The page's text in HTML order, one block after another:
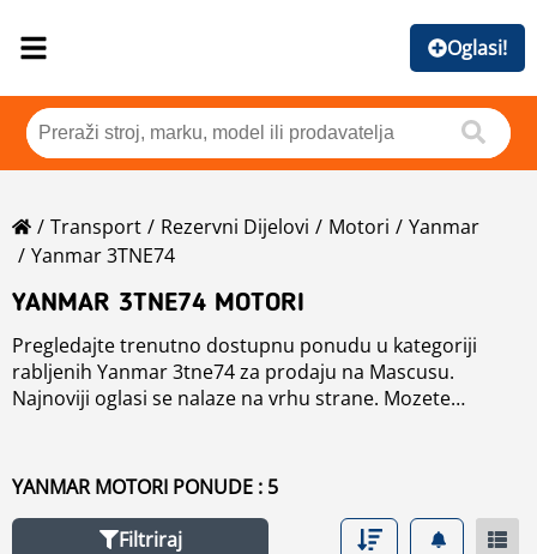
Oglasi!
Transport Rezervni Dijelovi Motori
Yanmar
Yanmar 3TNE74
YANMAR 3TNE74 MOTORI
Pregledajte trenutno dostupnu ponudu u kategoriji
rabljenih Yanmar 3tne74 za prodaju na Mascusu.
Najnoviji oglasi se nalaze na vrhu strane. Mozete
transoportna vozila ili pregledati sve transportne oglase
YANMAR MOTORI PONUDE : 5
Filtriraj